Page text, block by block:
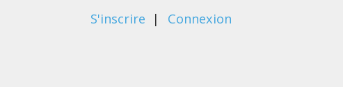
S'inscrire | Connexion